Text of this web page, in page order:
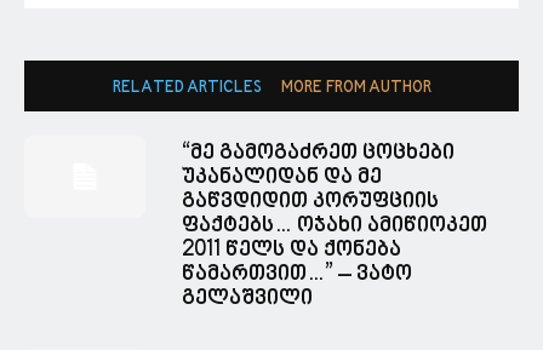
RELATED ARTICLES MORE FROM AUTHOR
“მე გამოგაძრეთ ცოცხები
უკანალიდან და მე
გაწვდიდით კორუფციის
ფაქტებს… ოჯახი ამიწიოკეთ
2011 წელს და ქონება
წამართვით…” – ვატო
გელაშვილი